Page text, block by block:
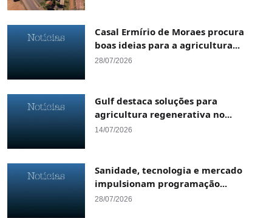
Casal Ermírio de Moraes procura
boas ideias para a agricultura...
28/07/2026
Gulf destaca soluções para
agricultura regenerativa no...
14/07/2026
Sanidade, tecnologia e mercado
impulsionam programação...
28/07/2026